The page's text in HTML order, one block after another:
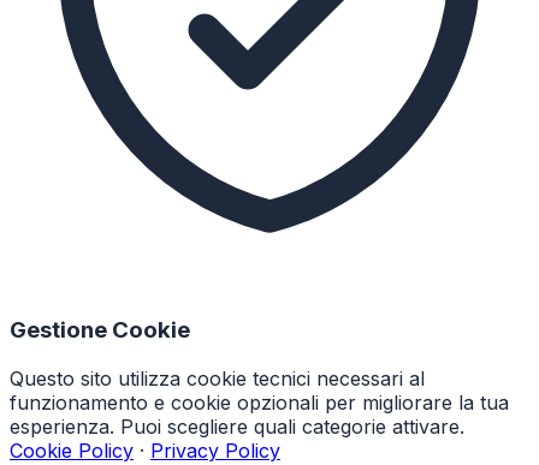
Gestione Cookie
Questo sito utilizza cookie tecnici necessari al
funzionamento e cookie opzionali per migliorare la tua
esperienza. Puoi scegliere quali categorie attivare.
Cookie Policy · Privacy Policy